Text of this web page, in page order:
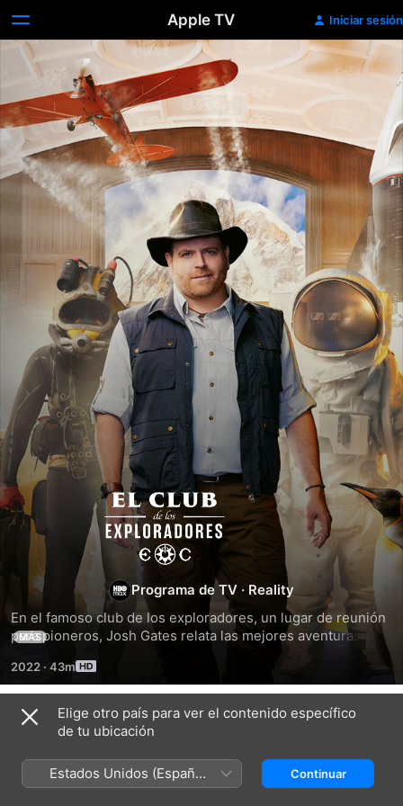
Apple TV Iniciar sesión
El
club
de
los
exploradores
Programa de TV · Reality
En el famoso club de los exploradores, un lugar de reunión
para pioneros, Josh Gates relata las mejores aventuras de
muestra las expediciones que superan los límites de la
posibilidad humana.
MÁS
2022 · 43m
Temporada 1
Elige otro país para ver el contenido específico
de tu ubicación
Estados Unidos (Español
México)
Continuar